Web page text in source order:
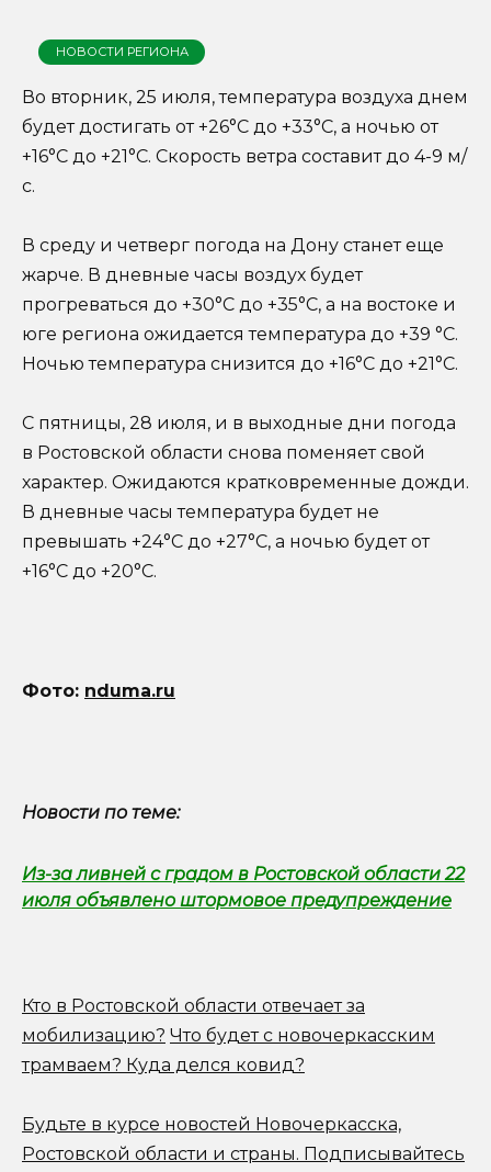
НОВОСТИ РЕГИОНА
Во вторник, 25 июля, температура воздуха днем
будет достигать от +26°С до +33°С, а ночью от
+16°С до +21°С. Скорость ветра составит до 4-9 м/
с.
В среду и четверг погода на Дону станет еще
жарче. В дневные часы воздух будет
прогреваться до +30°С до +35°С, а на востоке и
юге региона ожидается температура до +39 °С.
Ночью температура снизится до +16°С до +21°С.
С пятницы, 28 июля, и в выходные дни погода
в Ростовской области снова поменяет свой
характер. Ожидаются кратковременные дожди.
В дневные часы температура будет не
превышать +24°С до +27°С, а ночью будет от
+16°С до +20°С.
Фото: nduma.ru
Новости по теме:
Из-за ливней с градом в Ростовской области 22
июля объявлено штормовое предупреждение
Кто в Ростовской области отвечает за
мобилизацию? Что будет с новочеркасским
трамваем? Куда делся ковид?
Будьте в курсе новостей Новочеркасска,
Ростовской области и страны. Подписывайтесь